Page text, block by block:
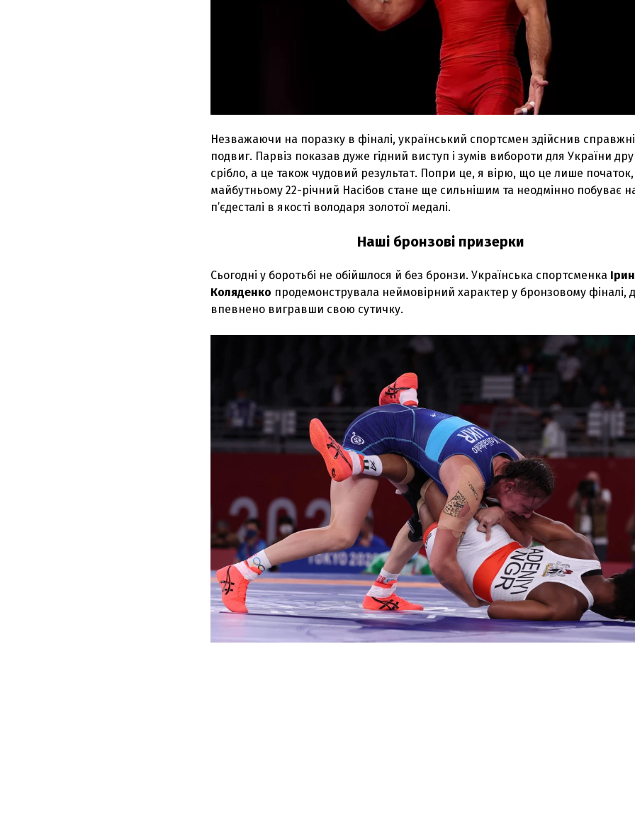
Незважаючи на поразку в фіналі, український спортсмен здійснив
подвиг. Парвіз показав дуже гідний виступ і зумів вибороти для України
срібло, а це також чудовий результат. Попри це, я вірю, що це лише початок,
майбутньому 22-річний Насібов стане ще сильнішим та неодмінно побуває
п’єдесталі в якості володаря золотої медалі.
Наші бронзові призерки
Сьогодні у боротьбі не обійшлося й без бронзи. Українська спортсменка
Коляденко продемонструвала неймовірний характер у бронзовому фіналі,
впевнено вигравши свою сутичку.